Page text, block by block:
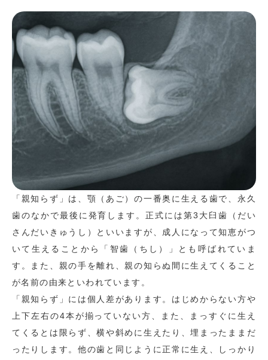
「親知らず」は、顎（あご）の一番奥に生える歯で、永久
歯のなかで最後に発育します。正式には第3大臼歯（だい
さんだいきゅうし）といいますが、成人になって知恵がつ
いて生えることから「智歯（ちし）」とも呼ばれていま
す。また、親の手を離れ、親の知らぬ間に生えてくること
が名前の由来といわれています。
「親知らず」には個人差があります。はじめからない方や
上下左右の4本が揃っていない方、また、まっすぐに生え
てくるとは限らず、横や斜めに生えたり、埋まったままだ
ったりします。他の歯と同じように正常に生え、しっかり